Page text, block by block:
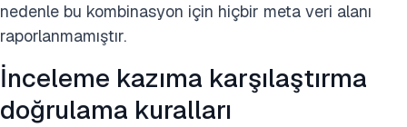
nedenle bu kombinasyon için hiçbir meta veri alanı
raporlanmamıştır.
İnceleme kazıma karşılaştırma
doğrulama kuralları